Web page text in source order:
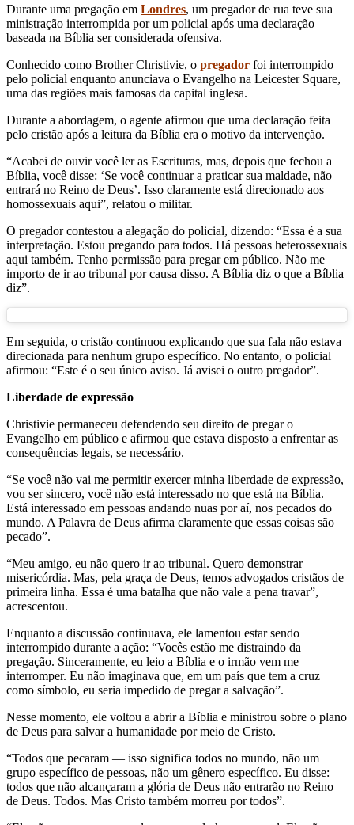
Durante uma pregação em Londres, um pregador de rua teve sua
ministração interrompida por um policial após uma declaração
baseada na Bíblia ser considerada ofensiva.
Conhecido como Brother Christivie, o pregador foi interrompido
pelo policial enquanto anunciava o Evangelho na Leicester Square,
uma das regiões mais famosas da capital inglesa.
Durante a abordagem, o agente afirmou que uma declaração feita
pelo cristão após a leitura da Bíblia era o motivo da intervenção.
“Acabei de ouvir você ler as Escrituras, mas, depois que fechou a
Bíblia, você disse: ‘Se você continuar a praticar sua maldade, não
entrará no Reino de Deus’. Isso claramente está direcionado aos
homossexuais aqui”, relatou o militar.
O pregador contestou a alegação do policial, dizendo: “Essa é a sua
interpretação. Estou pregando para todos. Há pessoas heterossexuais
aqui também. Tenho permissão para pregar em público. Não me
importo de ir ao tribunal por causa disso. A Bíblia diz o que a Bíblia
diz”.
Em seguida, o cristão continuou explicando que sua fala não estava
direcionada para nenhum grupo específico. No entanto, o policial
afirmou: “Este é o seu único aviso. Já avisei o outro pregador”.
Liberdade de expressão
Christivie permaneceu defendendo seu direito de pregar o
Evangelho em público e afirmou que estava disposto a enfrentar as
consequências legais, se necessário.
“Se você não vai me permitir exercer minha liberdade de expressão,
vou ser sincero, você não está interessado no que está na Bíblia.
Está interessado em pessoas andando nuas por aí, nos pecados do
mundo. A Palavra de Deus afirma claramente que essas coisas são
pecado”.
“Meu amigo, eu não quero ir ao tribunal. Quero demonstrar
misericórdia. Mas, pela graça de Deus, temos advogados cristãos de
primeira linha. Essa é uma batalha que não vale a pena travar”,
acrescentou.
Enquanto a discussão continuava, ele lamentou estar sendo
interrompido durante a ação: “Vocês estão me distraindo da
pregação. Sinceramente, eu leio a Bíblia e o irmão vem me
interromper. Eu não imaginava que, em um país que tem a cruz
como símbolo, eu seria impedido de pregar a salvação”.
Nesse momento, ele voltou a abrir a Bíblia e ministrou sobre o plano
de Deus para salvar a humanidade por meio de Cristo.
“Todos que pecaram — isso significa todos no mundo, não um
grupo específico de pessoas, não um gênero específico. Eu disse:
todos que não alcançaram a glória de Deus não entrarão no Reino
de Deus. Todos. Mas Cristo também morreu por todos”.